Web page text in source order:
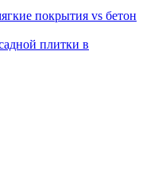
покрытия vs бетон
плитки в